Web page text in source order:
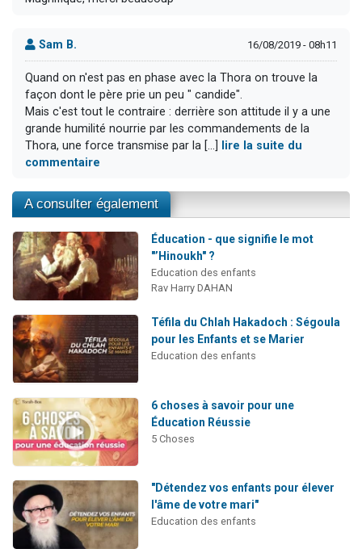
Sam B. 16/08/2019 - 08h11
Quand on n'est pas en phase avec la Thora on trouve la
façon dont le père prie un peu " candide".
Mais c'est tout le contraire : derrière son attitude il y a une
grande humilité nourrie par les commandements de la
Thora, une force transmise par la [...]
lire la suite du
commentaire
A consulter également
Éducation - que signifie le mot
"’Hinoukh" ?
Education des enfants
Rav Harry DAHAN
Téfila du Chlah Hakadoch : Ségoula
pour les Enfants et se Marier
Education des enfants
6 choses à savoir pour une
Éducation Réussie
5 Choses
"Détendez vos enfants pour élever
l'âme de votre mari"
Education des enfants